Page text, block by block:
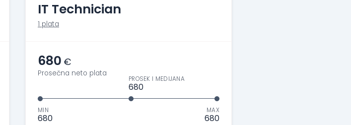
IT Technician
1 plata
680 €
Prosečna neto plata
MIN
680
PROSEK I MEDIJANA
680
MAX
680